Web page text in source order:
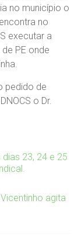
no município o
no
executar a
PE onde
pedido de
o Dr.
23, 24 e 25
agita